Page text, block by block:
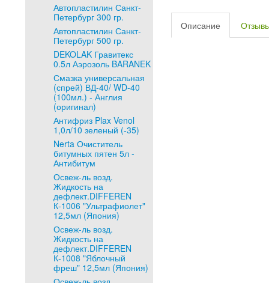
Автопластилин Санкт-
Петербург 300 гр.
Автопластилин Санкт-
Петербург 500 гр.
DEKOLAK Гравитекс
0.5л Аэрозоль BARANEK
Смазка универсальная
(спрей) ВД-40/ WD-40
(100мл.) - Англия
(оригинал)
Антифриз Plax Venol
1,0л/10 зеленый (-35)
Nerta Очиститель
битумных пятен 5л -
Антибитум
Освеж-ль возд.
Жидкость на
дефлект.DIFFEREN
К-1006 "Ультрафиолет"
12,5мл (Япония)
Освеж-ль возд.
Жидкость на
дефлект.DIFFEREN
К-1008 "Яблочный
фреш" 12,5мл (Япония)
Описание